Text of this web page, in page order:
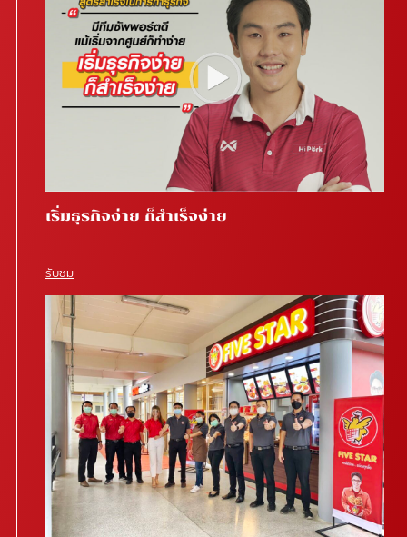
เริ่มธุรกิจง่าย ก็สำเร็จง่าย
รับชม